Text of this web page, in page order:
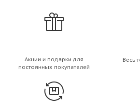
Акции и подарки для
постоянных покупателей
Весь